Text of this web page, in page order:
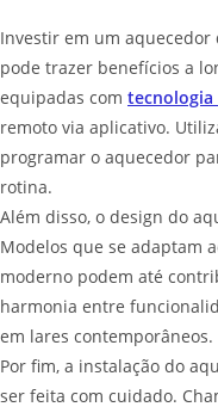
Investir em um
pode trazer benefícios a
equipadas com
remoto via aplicativo.
programar o aquecedor
rotina.
Além disso, o design do
Modelos que se adaptam
moderno podem até
harmonia entre
em lares contemporâneos.
Por fim, a instalação do
ser feita com cuidado.